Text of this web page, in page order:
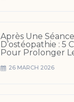
Après Une Séance
D’ostéopathie : 5
Pour Prolonger
26 MARCH 2026